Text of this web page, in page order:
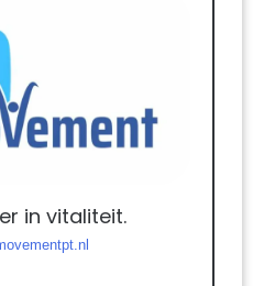
in vitaliteit.